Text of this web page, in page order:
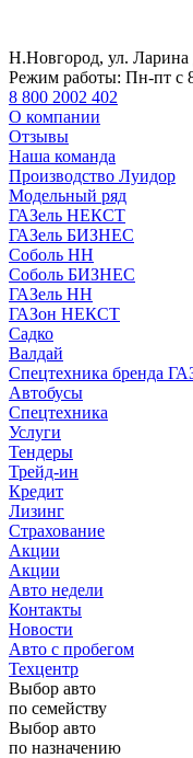
Н.Новгород, ул. Ларина
Режим работы: Пн-пт с
8 800 2002 402
О компании
Отзывы
Наша команда
Производство Луидор
Модельный ряд
ГАЗель НЕКСТ
ГАЗель БИЗНЕС
Соболь НН
Соболь БИЗНЕС
ГАЗель НН
ГАЗон НЕКСТ
Садко
Валдай
Спецтехника бренда
Автобусы
Спецтехника
Услуги
Тендеры
Трейд-ин
Кредит
Лизинг
Страхование
Акции
Акции
Авто недели
Контакты
Новости
Авто с пробегом
Техцентр
Выбор авто
по семейству
Выбор авто
по назначению